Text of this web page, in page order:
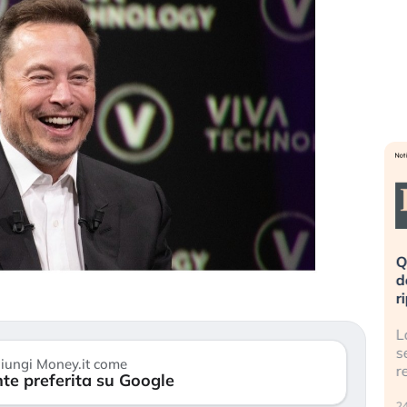
Money.it come
preferita su Google
Investitori
Quando la finanza pesa più
La ricchezza mondiale cresce, ma è
sempre più sganciata dall’economia
reale. (…)